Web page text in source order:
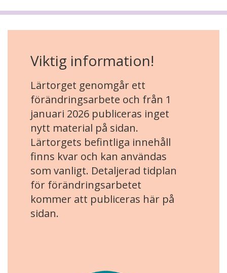
Viktig information!
Lärtorget genomgår ett
förändringsarbete och från 1
januari 2026 publiceras inget
nytt material på sidan.
Lärtorgets befintliga innehåll
finns kvar och kan användas
som vanligt. Detaljerad tidplan
för förändringsarbetet
kommer att publiceras här på
sidan.